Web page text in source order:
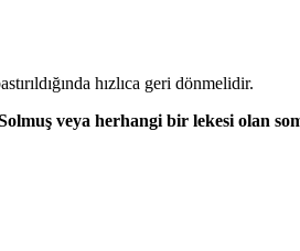
hızlıca geri dönmelidir.
veya herhangi bir lekesi olan